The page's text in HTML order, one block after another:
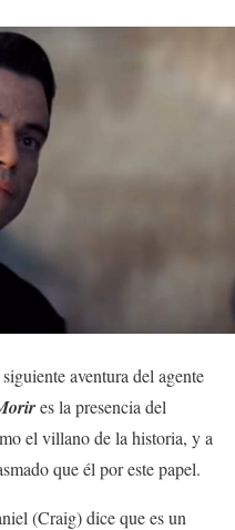
aventura del agente
es la presencia del
el villano de la historia, y a
que él por este papel.
(Craig) dice que es un